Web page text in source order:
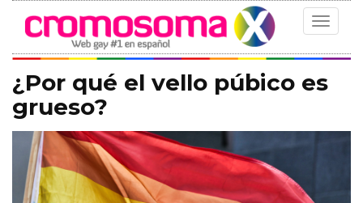
Toggle
¿Por qué el vello púbico es
grueso?